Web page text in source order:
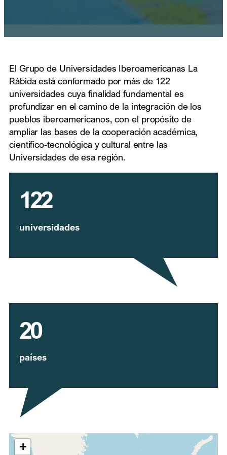
El Grupo de Universidades Iberoamericanas La
Rábida está conformado por más de 122
universidades cuya finalidad fundamental es
profundizar en el camino de la integración de los
pueblos iberoamericanos, con el propósito de
ampliar las bases de la cooperación académica,
científico-tecnológica y cultural entre las
Universidades de esa región.
122
universidades
20
países
+
Expandir mapa